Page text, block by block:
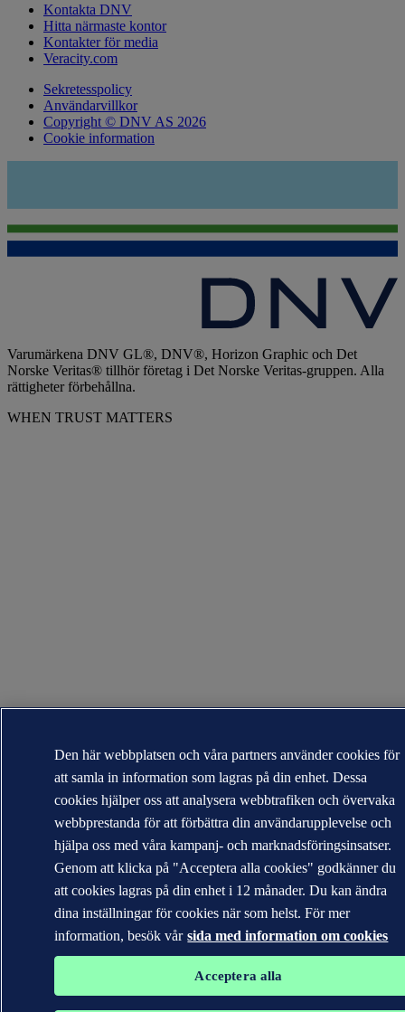
Kontakta DNV
Hitta närmaste kontor
Kontakter för media
Veracity.com
Sekretesspolicy
Användarvillkor
Copyright © DNV AS 2026
Cookie information
Varumärkena DNV GL®, DNV®, Horizon Graphic och Det
Norske Veritas® tillhör företag i Det Norske Veritas-gruppen. Alla
rättigheter förbehållna.
WHEN TRUST MATTERS
Den här webbplatsen och våra partners använder cookies för
att samla in information som lagras på din enhet. Dessa
cookies hjälper oss att analysera webbtrafiken och övervaka
webbprestanda för att förbättra din användarupplevelse och
hjälpa oss med våra kampanj- och marknadsföringsinsatser.
Genom att klicka på "Acceptera alla cookies" godkänner du
att cookies lagras på din enhet i 12 månader. Du kan ändra
dina inställningar för cookies när som helst. För mer
information, besök vår sida med information om cookies
Acceptera alla